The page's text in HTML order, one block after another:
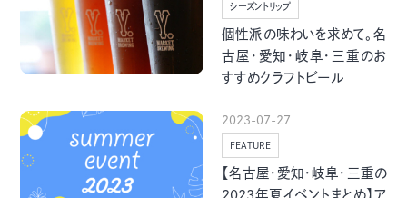
モノ ひと
季節・まち まち・スポット
シーズントリップ
個性派の味わいを求めて。名
古屋・愛知・岐阜・三重のお
すすめクラフトビール
2023-07-27
FEATURE
【名古屋・愛知・岐阜・三重の
2023年夏イベントまとめ】ア